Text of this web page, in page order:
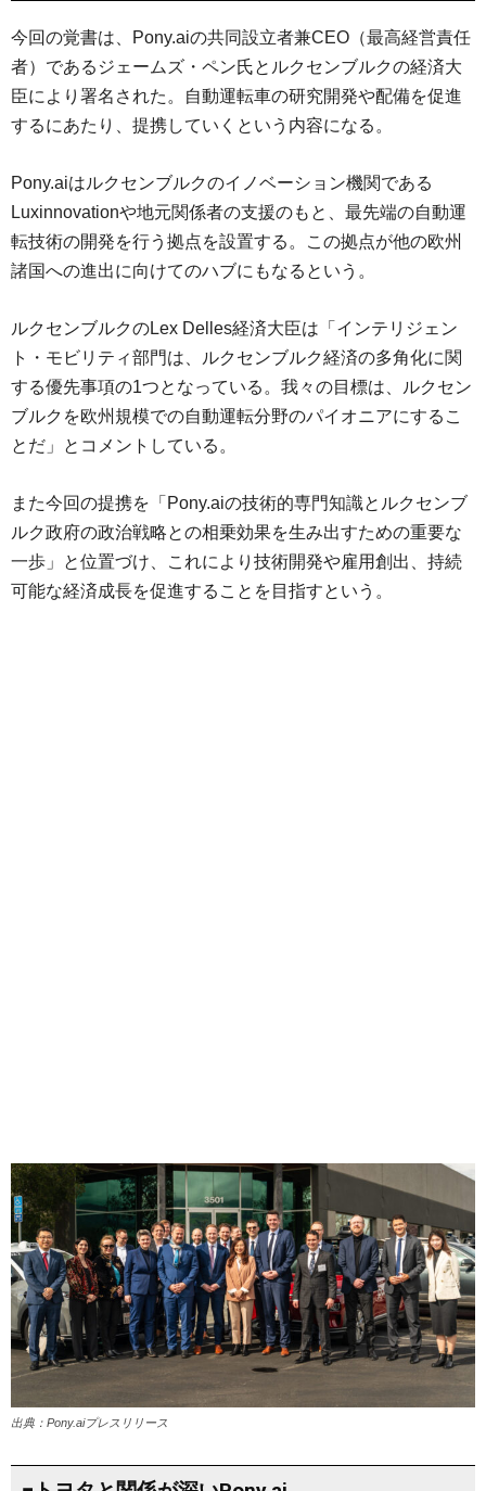
今回の覚書は、Pony.aiの共同設立者兼CEO（最高経営責任
者）であるジェームズ・ペン氏とルクセンブルクの経済大
臣により署名された。自動運転車の研究開発や配備を促進
するにあたり、提携していくという内容になる。
Pony.aiはルクセンブルクのイノベーション機関である
Luxinnovationや地元関係者の支援のもと、最先端の自動運
転技術の開発を行う拠点を設置する。この拠点が他の欧州
諸国への進出に向けてのハブにもなるという。
ルクセンブルクのLex Delles経済大臣は「インテリジェン
ト・モビリティ部門は、ルクセンブルク経済の多角化に関
する優先事項の1つとなっている。我々の目標は、ルクセン
ブルクを欧州規模での自動運転分野のパイオニアにするこ
とだ」とコメントしている。
また今回の提携を「Pony.aiの技術的専門知識とルクセンブ
ルク政府の政治戦略との相乗効果を生み出すための重要な
一歩」と位置づけ、これにより技術開発や雇用創出、持続
可能な経済成長を促進することを目指すという。
出典：Pony.aiプレスリリース